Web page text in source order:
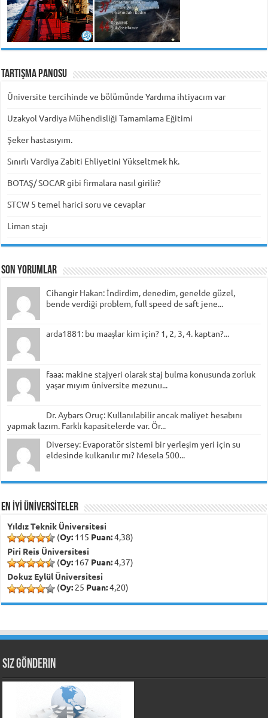
Tartışma Panosu
Üniversite tercihinde ve bölümünde Yardıma ihtiyacım var
Uzakyol Vardiya Mühendisliği Tamamlama Eğitimi
Şeker hastasıyım.
Sınırlı Vardiya Zabiti Ehliyetini Yükseltmek hk.
BOTAŞ/ SOCAR gibi firmalara nasıl girilir?
STCW 5 temel harici soru ve cevaplar
Liman stajı
Son Yorumlar
Cihangir Hakan: İndirdim, denedim, genelde güzel,
bende verdiği problem, full speed de saft jene...
arda1881: bu maaşlar kim için? 1, 2, 3, 4. kaptan?...
faaa: makine stajyeri olarak staj bulma konusunda zorluk
yaşar mıyım üniversite mezunu...
Dr. Aybars Oruç: Kullanılabilir ancak maliyet hesabını
yapmak lazım. Farklı kapasitelerde var. Ör...
Diversey: Evaporatör sistemi bir yerleşim yeri için su
eldesinde kulkanılır mı? Mesela 500...
EN İYİ ÜNİVERSİTELER
Yıldız Teknik Üniversitesi
(Oy: 115 Puan:4,38)
Piri Reis Üniversitesi
(Oy: 167 Puan:4,37)
Dokuz Eylül Üniversitesi
(Oy: 25 Puan:4,20)
Siz Gönderin